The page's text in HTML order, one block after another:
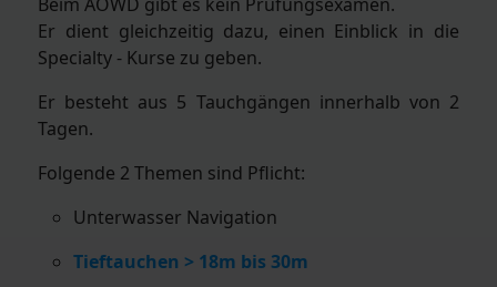
Er dient gleichzeitig dazu, einen Einblick in die
Specialty - Kurse zu geben.
Er besteht aus 5 Tauchgängen innerhalb von 2
Tagen.
Folgende 2 Themen sind Pflicht:
Unterwasser Navigation
Tieftauchen > 18m bis 30m